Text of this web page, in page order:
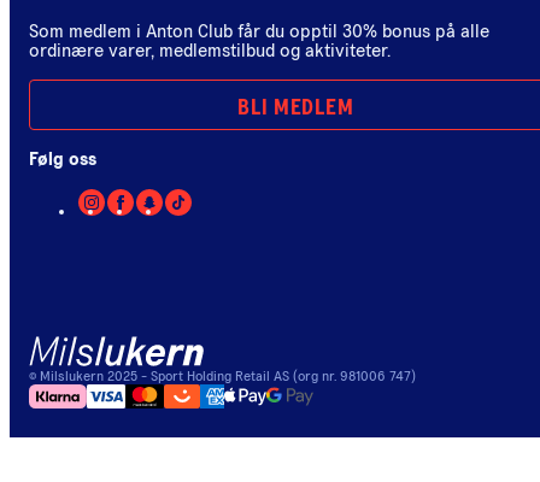
Som medlem i Anton Club får du opptil 30% bonus på alle
ordinære varer, medlemstilbud og aktiviteter.
BLI MEDLEM
Følg oss
© Milslukern 2025 - Sport Holding Retail AS (org nr. 981006 747)